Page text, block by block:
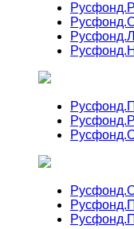
Русфонд.
Русфонд.
Русфонд.
Русфонд.
Русфонд.
Русфонд.
Русфонд.
Русфонд.
Русфонд.
Русфонд.